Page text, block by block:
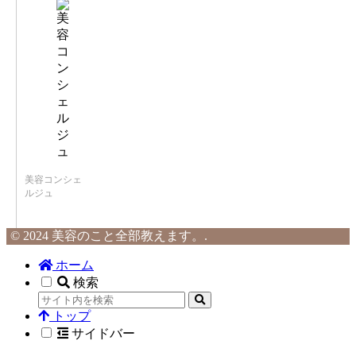
美容コンシェ
ルジュ
© 2024 美容のこと全部教えます。.
ホーム
検索
トップ
サイドバー